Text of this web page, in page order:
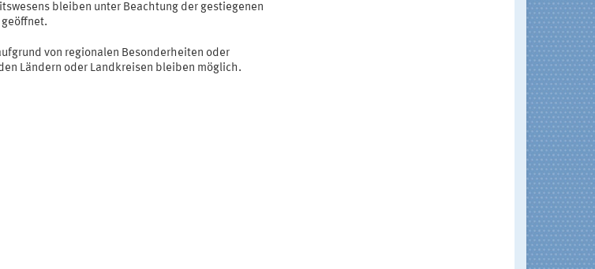
bleiben unter Beachtung der gestiegenen
von regionalen Besonderheiten oder
Ländern oder Landkreisen bleiben möglich.